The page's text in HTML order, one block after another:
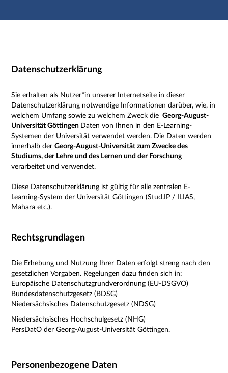
Hauptnavigation
Impressum
Datenschutzerklärung
Sie erhalten als Nutzer*in unserer Internetseite in dieser
Datenschutzerklärung notwendige Informationen darüber, wie, in
welchem Umfang sowie zu welchem Zweck die Georg-August-
Universität Göttingen Daten von Ihnen in den E-Learning-
Systemen der Universität verwendet werden. Die Daten werden
innerhalb derGeorg-August-Universität zum Zwecke des
Studiums, der Lehre und des Lernen und der Forschung
verarbeitet und verwendet.
Diese Datenschutzerklärung ist gültig für alle zentralen E-
Learning-System der Universität Göttingen (Stud.IP / ILIAS,
Mahara etc.).
Rechtsgrundlagen
Die Erhebung und Nutzung Ihrer Daten erfolgt streng nach den
gesetzlichen Vorgaben. Regelungen dazu finden sich in:
Europäische Datenschutzgrundverordnung (EU-DSGVO)
Bundesdatenschutzgesetz (BDSG)
Niedersächsisches Datenschutzgesetz (NDSG)
Niedersächsisches Hochschulgesetz (NHG)
PersDatO der Georg-August-Universität Göttingen.
Personenbezogene Daten